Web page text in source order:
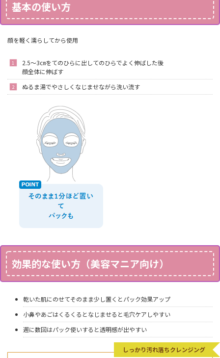
基本の使い方
顔を軽く濡らしてから使用
2.5～3㎝をてのひらに出してのひらでよく伸ばした後
顔全体に伸ばす
ぬるま湯でやさしくなじませながら洗い流す
効果的な使い方（美容マニア向け）
乾いた肌にのせてそのまま少し置くとパック効果アップ
小鼻やあごはくるくるとなじませると毛穴ケアしやすい
週に数回はパック使いすると透明感が出やすい
しっかり汚れ落ちクレンジング